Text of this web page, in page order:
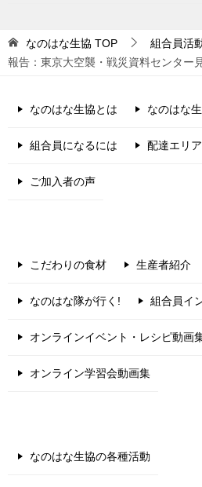
なのはな生協 TOP
組合員活
報告：東京大空襲・戦災資料センター
なのはな生協とは なのはな
組合員になるには 配達エリア
ご加入者の声
こだわりの食材 生産者紹介
なのはな隊が行く! 組合員イ
オンラインイベント・レシピ動画
オンライン学習会動画集
なのはな生協の各種活動